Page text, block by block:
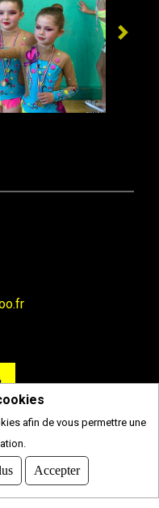
ET FIREFOX
afin de vous permettre une
Accepter